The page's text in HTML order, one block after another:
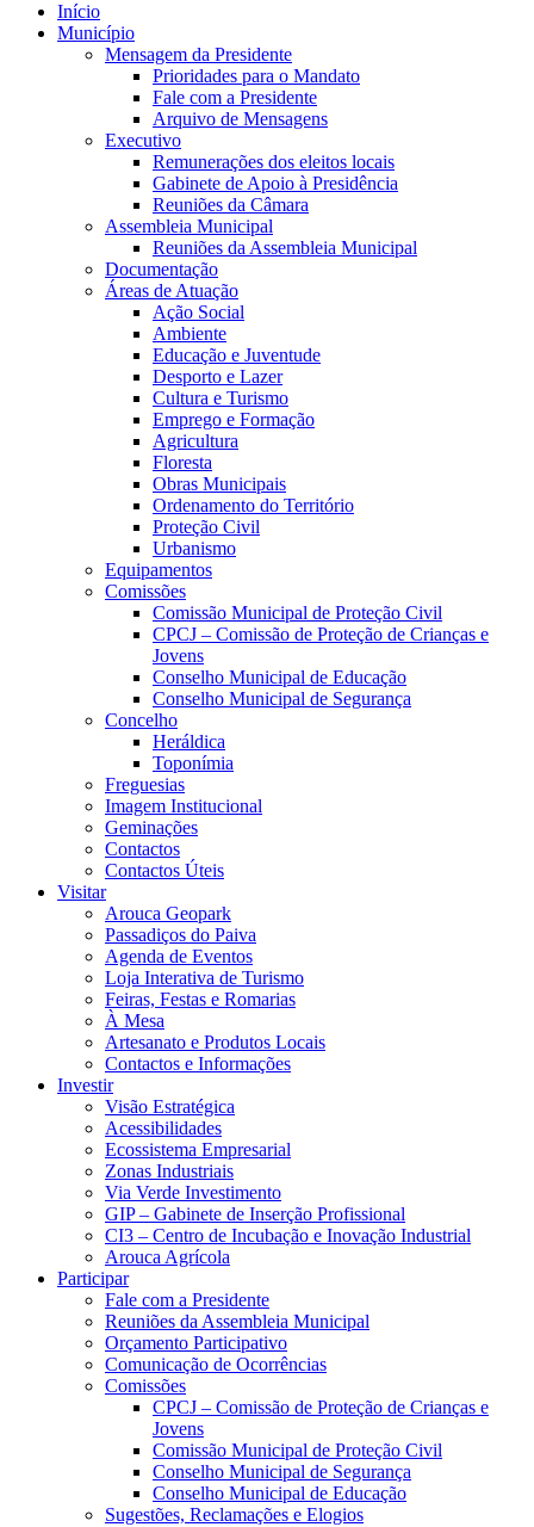
Início
Município
Mensagem da Presidente
Prioridades para o Mandato
Fale com a Presidente
Arquivo de Mensagens
Executivo
Remunerações dos eleitos locais
Gabinete de Apoio à Presidência
Reuniões da Câmara
Assembleia Municipal
Reuniões da Assembleia Municipal
Documentação
Áreas de Atuação
Ação Social
Ambiente
Educação e Juventude
Desporto e Lazer
Cultura e Turismo
Emprego e Formação
Agricultura
Floresta
Obras Municipais
Ordenamento do Território
Proteção Civil
Urbanismo
Equipamentos
Comissões
Comissão Municipal de Proteção Civil
CPCJ – Comissão de Proteção de Crianças e
Jovens
Conselho Municipal de Educação
Conselho Municipal de Segurança
Concelho
Heráldica
Toponímia
Freguesias
Imagem Institucional
Geminações
Contactos
Contactos Úteis
Visitar
Arouca Geopark
Passadiços do Paiva
Agenda de Eventos
Loja Interativa de Turismo
Feiras, Festas e Romarias
À Mesa
Artesanato e Produtos Locais
Contactos e Informações
Investir
Visão Estratégica
Acessibilidades
Ecossistema Empresarial
Zonas Industriais
Via Verde Investimento
GIP – Gabinete de Inserção Profissional
CI3 – Centro de Incubação e Inovação Industrial
Arouca Agrícola
Participar
Fale com a Presidente
Reuniões da Assembleia Municipal
Orçamento Participativo
Comunicação de Ocorrências
Comissões
CPCJ – Comissão de Proteção de Crianças e
Jovens
Comissão Municipal de Proteção Civil
Conselho Municipal de Segurança
Conselho Municipal de Educação
Sugestões, Reclamações e Elogios